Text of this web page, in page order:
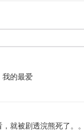
我的最爱
就被剧透浣熊死了。。